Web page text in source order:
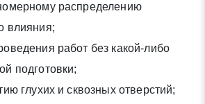
распределению
влияния;
работ без какой-либо
подготовки;
глухих и сквозных отверстий;